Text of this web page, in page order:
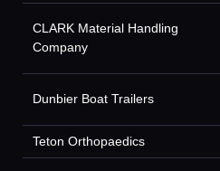
CLARK Material Handling
Company
Dunbier Boat Trailers
Teton Orthopaedics